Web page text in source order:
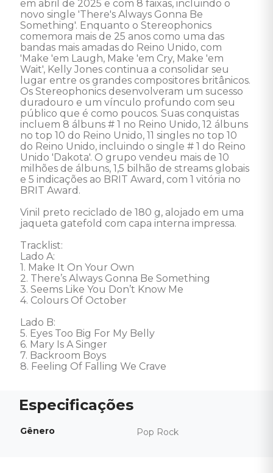
em abril de 2025 e com 8 faixas, incluindo o
novo single 'There's Always Gonna Be
Something'. Enquanto o Stereophonics
comemora mais de 25 anos como uma das
bandas mais amadas do Reino Unido, com
'Make 'em Laugh, Make 'em Cry, Make 'em
Wait', Kelly Jones continua a consolidar seu
lugar entre os grandes compositores britânicos.
Os Stereophonics desenvolveram um sucesso
duradouro e um vínculo profundo com seu
público que é como poucos. Suas conquistas
incluem 8 álbuns # 1 no Reino Unido, 12 álbuns
no top 10 do Reino Unido, 11 singles no top 10
do Reino Unido, incluindo o single # 1 do Reino
Unido 'Dakota'. O grupo vendeu mais de 10
milhões de álbuns, 1,5 bilhão de streams globais
e 5 indicações ao BRIT Award, com 1 vitória no
BRIT Award.
Vinil preto reciclado de 180 g, alojado em uma
jaqueta gatefold com capa interna impressa.
Tracklist:
Lado A:
1. Make It On Your Own
2. There’s Always Gonna Be Something
3. Seems Like You Don’t Know Me
4. Colours Of October
Lado B:
5. Eyes Too Big For My Belly
6. Mary Is A Singer
7. Backroom Boys
8. Feeling Of Falling We Crave
Gênero Pop Rock